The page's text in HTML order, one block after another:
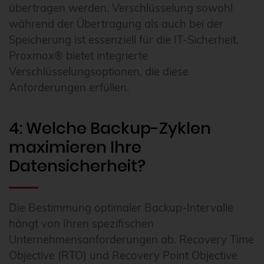
übertragen werden. Verschlüsselung sowohl
während der Übertragung als auch bei der
Speicherung ist essenziell für die IT-Sicherheit.
Proxmox® bietet integrierte
Verschlüsselungsoptionen, die diese
Anforderungen erfüllen.
4: Welche Backup-Zyklen
maximieren Ihre
Datensicherheit?
Die Bestimmung optimaler Backup-Intervalle
hängt von Ihren spezifischen
Unternehmensanforderungen ab. Recovery Time
Objective (RTO) und Recovery Point Objective